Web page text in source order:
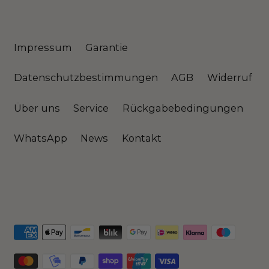
Impressum Garantie
Datenschutzbestimmungen AGB Widerruf
Über uns Service Rückgabebedingungen
WhatsApp News Kontakt
Akzeptierte